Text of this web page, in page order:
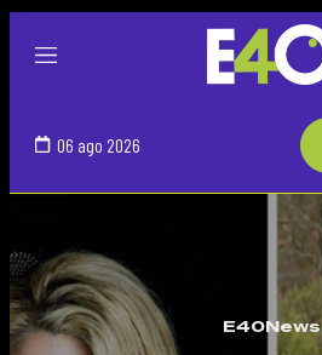
Menú
06 ago 2026
E40News